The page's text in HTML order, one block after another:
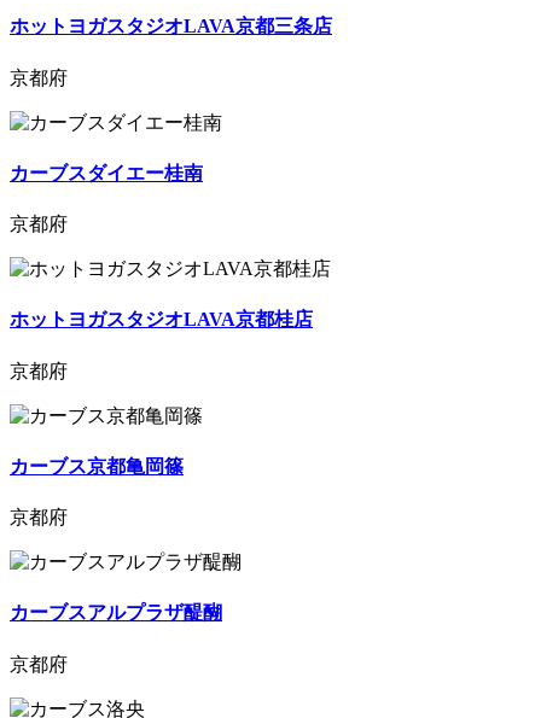
ホットヨガスタジオLAVA京都三条店
京都府
カーブスダイエー桂南
京都府
ホットヨガスタジオLAVA京都桂店
京都府
カーブス京都亀岡篠
京都府
カーブスアルプラザ醍醐
京都府